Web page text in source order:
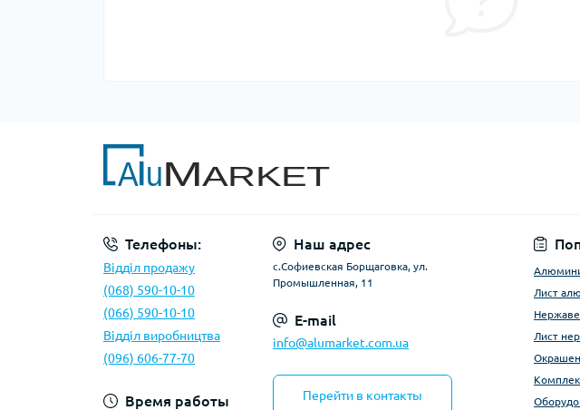
Телефоны:
Відділ продажу
(068) 590-10-10
(066) 590-10-10
Відділ виробництва
(096) 606-77-70
Время работы
Наш адрес
с.Софиевская Борщаговка, ул.
Промышленная, 11
E-mail
info@alumarket.com.ua
Перейти в контакты
Лист
Лист